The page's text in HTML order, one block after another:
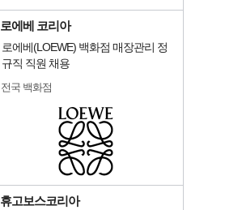
로에베 코리아
로에베(LOEWE) 백화점 매장관리 정
규직 직원 채용
전국 백화점
휴고보스코리아